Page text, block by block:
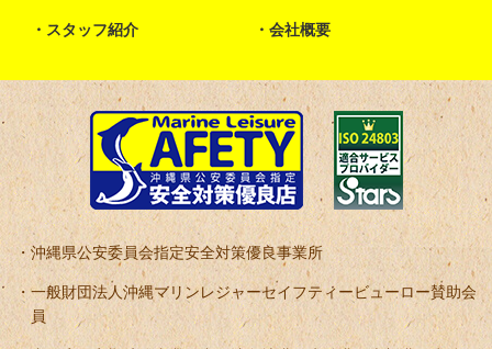
スタッフ紹介 会社概要
沖縄県公安委員会指定安全対策優良事業所
一般財団法人沖縄マリンレジャーセイフティービューロー賛助会
員